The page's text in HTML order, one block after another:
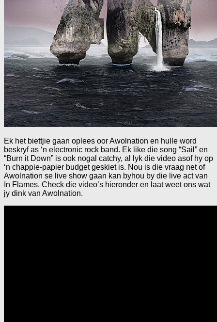
Ek het biettjie gaan oplees oor Awolnation en hulle word
beskryf as ‘n electronic rock band. Ek like die song “Sail” en
“Burn it Down” is ook nogal catchy, al lyk die video asof hy op
‘n chappie-papier budget geskiet is. Nou is die vraag net of
Awolnation se live show gaan kan byhou by die live act van
In Flames. Check die video’s hieronder en laat weet ons wat
jy dink van Awolnation.